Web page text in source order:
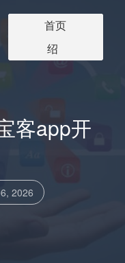
关于我们
淘宝客博客
淘宝客软件更
新
淘宝客app版本
价格
淘宝客app介
绍
首页
客app开
2026